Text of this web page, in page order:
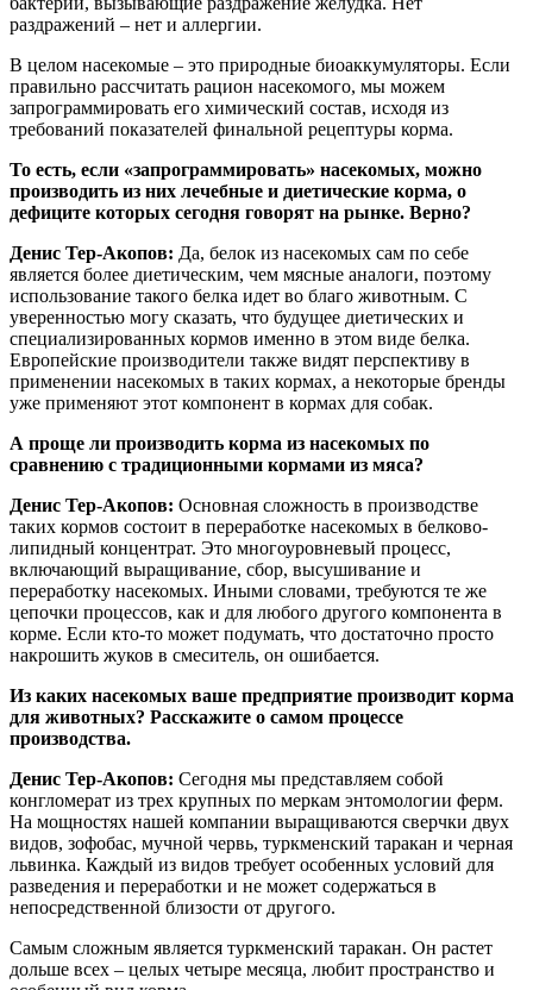
раздражений – нет и аллергии.
В целом насекомые – это природные биоаккумуляторы. Если
правильно рассчитать рацион насекомого, мы можем
запрограммировать его химический состав, исходя из
требований показателей финальной рецептуры корма.
То есть, если «запрограммировать» насекомых, можно
производить из них лечебные и диетические корма, о
дефиците которых сегодня говорят на рынке. Верно?
Денис Тер-Акопов: Да, белок из насекомых сам по себе
является более диетическим, чем мясные аналоги, поэтому
использование такого белка идет во благо животным. С
уверенностью могу сказать, что будущее диетических и
специализированных кормов именно в этом виде белка.
Европейские производители также видят перспективу в
применении насекомых в таких кормах, а некоторые бренды
уже применяют этот компонент в кормах для собак.
А проще ли производить корма из насекомых по
сравнению с традиционными кормами из мяса?
Денис Тер-Акопов: Основная сложность в производстве
таких кормов состоит в переработке насекомых в белково-
липидный концентрат. Это многоуровневый процесс,
включающий выращивание, сбор, высушивание и
переработку насекомых. Иными словами, требуются те же
цепочки процессов, как и для любого другого компонента в
корме. Если кто-то может подумать, что достаточно просто
накрошить жуков в смеситель, он ошибается.
Из каких насекомых ваше предприятие производит корма
для животных? Расскажите о самом процессе
производства.
Денис Тер-Акопов: Сегодня мы представляем собой
конгломерат из трех крупных по меркам энтомологии ферм.
На мощностях нашей компании выращиваются сверчки двух
видов, зофобас, мучной червь, туркменский таракан и черная
львинка. Каждый из видов требует особенных условий для
разведения и переработки и не может содержаться в
непосредственной близости от другого.
Самым сложным является туркменский таракан. Он растет
дольше всех – целых четыре месяца, любит пространство и